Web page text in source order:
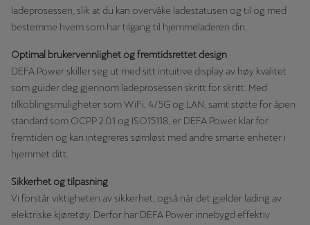
ladeprosessen, slik at du kan overvåke ladestatusen og til og med
bestemme hvem som har tilgang til hjemmeladeren din.
Optimal brukervennlighet og fremtidsrettet design
DEFA Power skiller seg ut med sitt intuitive display av høy kvalitet
som guider deg gjennom ladeprosessen skritt for skritt. Med
tilkoblingsmuligheter som WiFi, 4/5G og LAN, samt støtte for åpen
standard som OCPP 2.0.1 og ISO15118, er DEFA Power klar for
fremtiden og kan integreres sømløst med andre smarte enheter i
hjemmet ditt.
Sikkerhet og tilpasning
Vi forstår viktigheten av sikkerhet, også når det gjelder lading av
elektriske kjøretøy. Derfor har DEFA Power innebygd effektiv